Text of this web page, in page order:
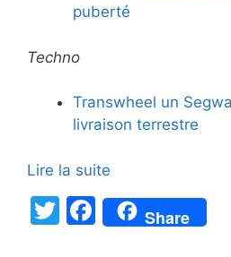
puberté
Techno
Transwheel un
livraison terrestre
Lire la suite
T
F
a
Share